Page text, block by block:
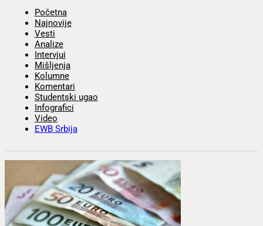
Početna
Najnovije
Vesti
Analize
Intervjui
Mišljenja
Kolumne
Komentari
Studentski ugao
Infografici
Video
EWB Srbija